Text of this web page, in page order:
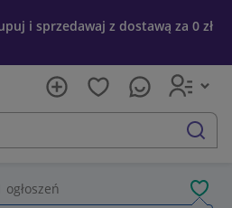
i sprzedawaj z dostawą za 0 zł
szukaj
ogłoszeń